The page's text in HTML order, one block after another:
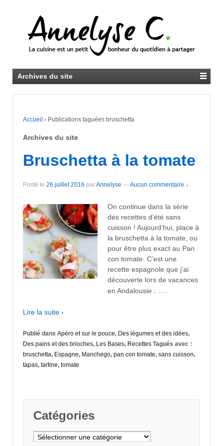
Archives du site
Accueil › Publications taguées bruschetta
Archives du site
Bruschetta à la tomate
Posté le 26 juillet 2016 parAnnelyse —Aucun commentaire ↓
On continue dans la série
des recettes d’été sans
cuisson ! Aujourd’hui, place à
la bruschetta à la tomate, ou
pour être plus exact au Pan
con tomate. C’est une
recette espagnole que j’ai
découverte lors de vacances
en Andalousie : …
Lire la suite ›
Publié dans Apéro et sur le pouce, Des légumes et des idées,
Des pains et des brioches, Les Bases, Recettes Tagués avec :
bruschetta, Espagne, Manchego, pan con tomate, sans cuisson,
tapas, tartine, tomate
Catégories
Catégories